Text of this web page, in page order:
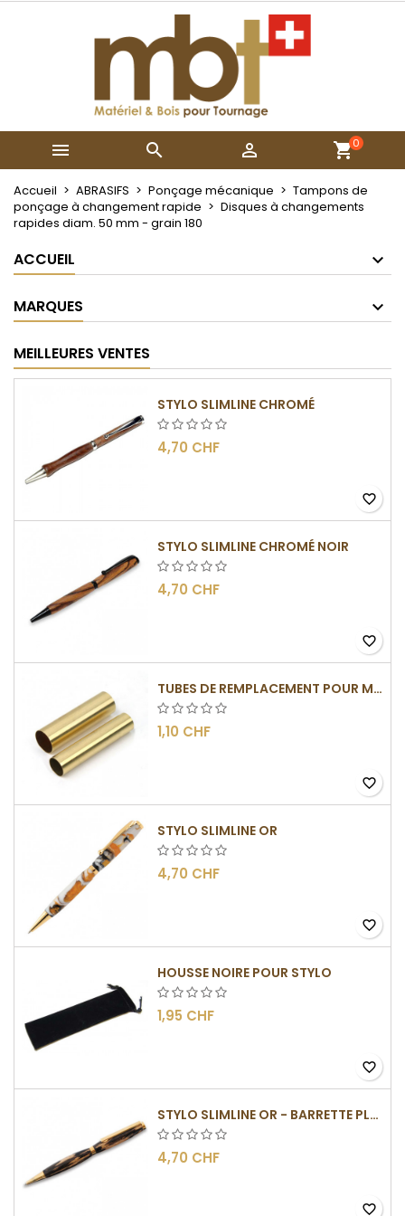
   0
Accueil ABRASIFS Ponçage mécanique
Tampons de
ponçage à changement rapide
Disques à changements
rapides diam. 50 mm - grain 180
ACCUEIL
MARQUES
MEILLEURES VENTES
STYLO SLIMLINE CHROMÉ
4,70 CHF
favorite_border
STYLO SLIMLINE CHROMÉ NOIR
4,70 CHF
favorite_border
TUBES DE REMPLACEMENT POUR MÉCANISME SLIMLINE
1,10 CHF
favorite_border
STYLO SLIMLINE OR
4,70 CHF
favorite_border
HOUSSE NOIRE POUR STYLO
1,95 CHF
favorite_border
STYLO SLIMLINE OR - BARRETTE PLATE
4,70 CHF
favorite_border
Mes listes
Créer une nouvelle liste
Créer une liste d'envies
Connexion
Vous devez être connecté pour ajouter des produits
à votre liste d'envies.
Annuler Connexion